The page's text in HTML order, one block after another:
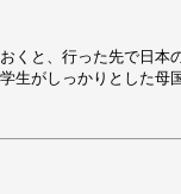
くと、行った先で日本
生がしっかりとした母